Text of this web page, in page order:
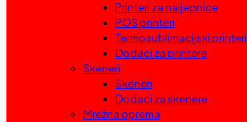
Printeri za naljepnice
POS printeri
Termosublimacijski printeri
Dodaci za printere
Skeneri
Skeneri
Dodaci za skenere
Mrežna oprema